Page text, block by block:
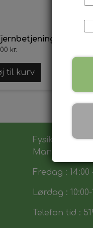
kr.
til kurv
Fysik butik :
Man-Tors :
Fredag : 14:00
Lørdag : 10:00-
Telefon tid :